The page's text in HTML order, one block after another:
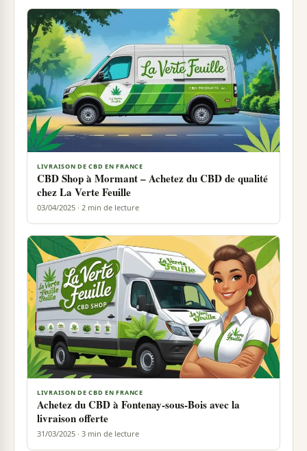
LIVRAISON DE CBD EN FRANCE
CBD Shop à Mormant – Achetez du CBD de qualité
chez La Verte Feuille
03/04/2025 · 2 min de lecture
LIVRAISON DE CBD EN FRANCE
Achetez du CBD à Fontenay-sous-Bois avec la
livraison offerte
31/03/2025 · 3 min de lecture